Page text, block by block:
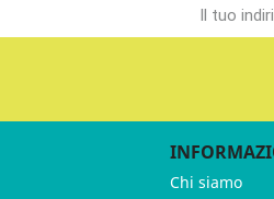
Chi siamo